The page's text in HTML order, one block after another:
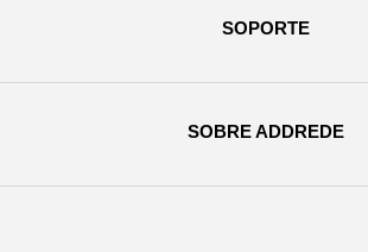
SOPORTE
SOBRE ADDREDE